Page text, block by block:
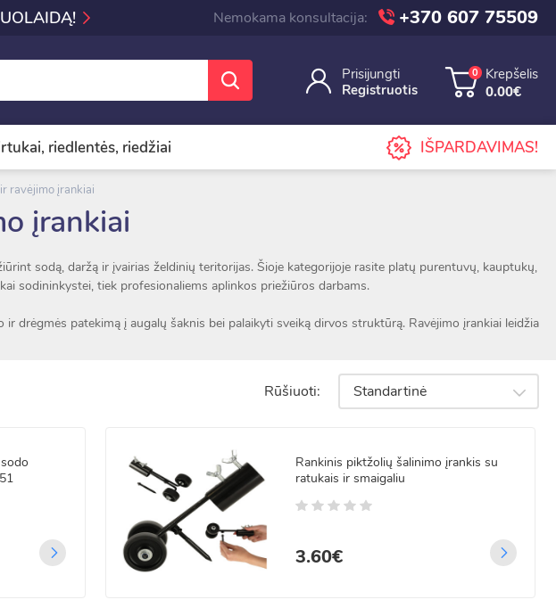
Nemokama konsultacija: +370 607 75509
Prisijungti
Registruotis
0
Krepšelis
0.00€
riedlentės, riedžiai IŠPARDAVIMAS!
ravėjimo įrankiai
įrankiai
sodą, daržą ir įvairias želdinių teritorijas. Šioje kategorijoje rasite platų purentuvų, kauptukų,
sodininkystei, tiek profesionaliems aplinkos priežiūros darbams.
drėgmės patekimą į augalų šaknis bei palaikyti sveiką dirvos struktūrą. Ravėjimo įrankiai leidžia
užtikrina komfortišką bei ilgaamžį naudojimą net intensyvesnių darbų metu. Įvairūs
tipams bei darbo poreikiams.
bei patogiai aplinkos priežiūrai. Platus modelių pasirinkimas padės lengvai pasirūpinti dirvos
Rūšiuoti: Standartinė
Rankinis piktžolių šalinimo įrankis su
ratukais ir smaigaliu
3.60€